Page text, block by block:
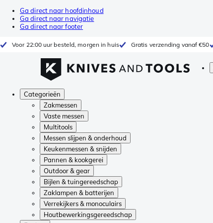
Ga direct naar hoofdinhoud
Ga direct naar navigatie
Ga direct naar footer
Voor 22:00 uur besteld, morgen in huis Gratis verzending vanaf €50
Categorieën
Zakmessen
Vaste messen
Multitools
Messen slijpen & onderhoud
Keukenmessen & snijden
Pannen & kookgerei
Outdoor & gear
Bijlen & tuingereedschap
Zaklampen & batterijen
Verrekijkers & monoculairs
Houtbewerkingsgereedschap